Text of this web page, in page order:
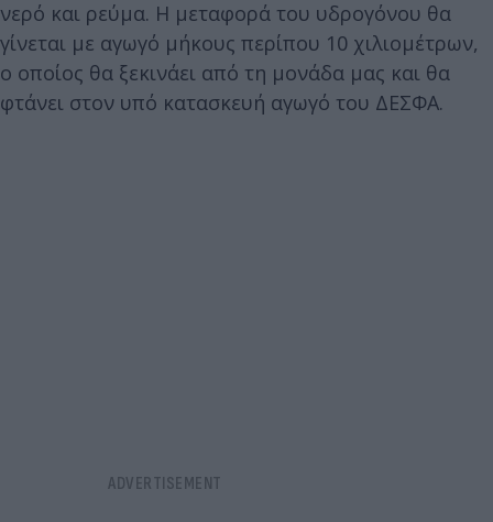
νερό και ρεύμα. Η μεταφορά του υδρογόνου θα
γίνεται με αγωγό μήκους περίπου 10 χιλιομέτρων,
ο οποίος θα ξεκινάει από τη μονάδα μας και θα
φτάνει στον υπό κατασκευή αγωγό του ΔΕΣΦΑ.